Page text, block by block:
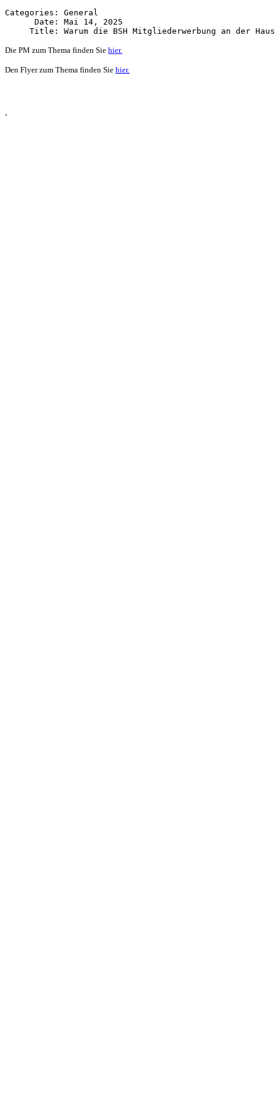
Categories: General
      Date: Mai 14, 2025
Die PM zum Thema finden Sie hier.
Den Flyer zum Thema finden Sie hier.
.